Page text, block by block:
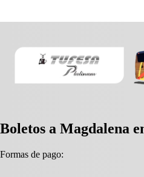
Boletos a Magdalena
Formas de pago: